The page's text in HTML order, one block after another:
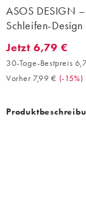
ASOS DESIGN
Schleifen-Design
Jetzt 6,79 €. 30-
Jetzt 6,79 €
30-Tage-Bestpreis
Vorher 7,99 € (-15%)